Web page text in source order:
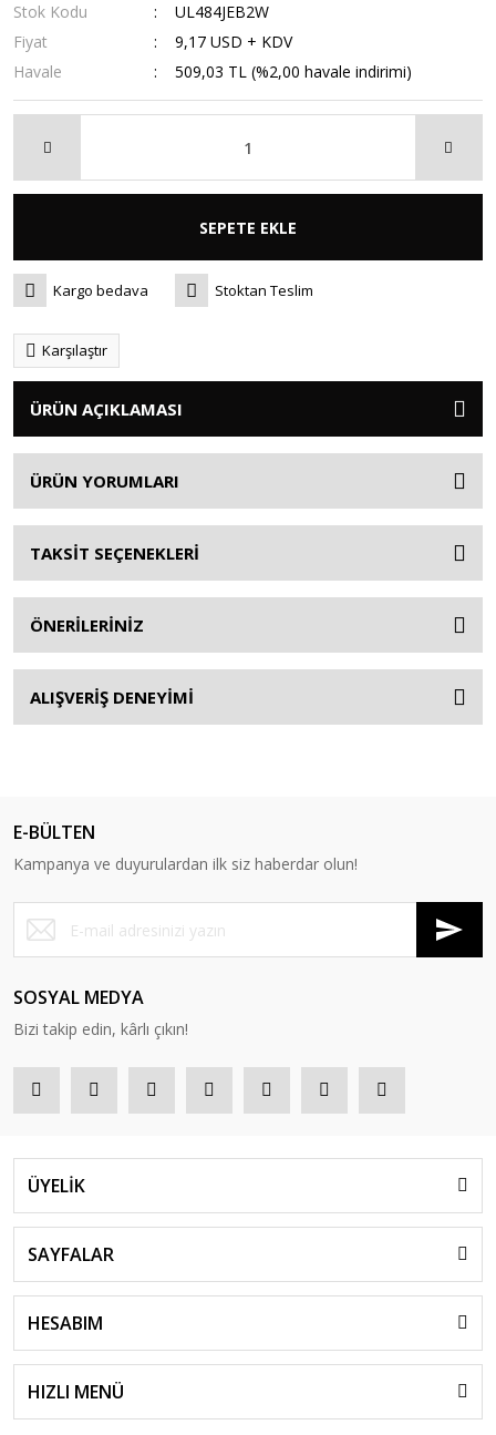
Stok Kodu
UL484JEB2W
Fiyat
9,17 USD + KDV
Havale
509,03 TL (%2,00 havale indirimi)
SEPETE EKLE
Kargo bedava Stoktan Teslim
Karşılaştır
ÜRÜN AÇIKLAMASI
ÜRÜN YORUMLARI
TAKSİT SEÇENEKLERİ
ÖNERİLERİNİZ
ALIŞVERİŞ DENEYİMİ
E-BÜLTEN
Kampanya ve duyurulardan ilk siz haberdar olun!
SOSYAL MEDYA
Bizi takip edin, kârlı çıkın!
ÜYELİK
SAYFALAR
HESABIM
HIZLI MENÜ